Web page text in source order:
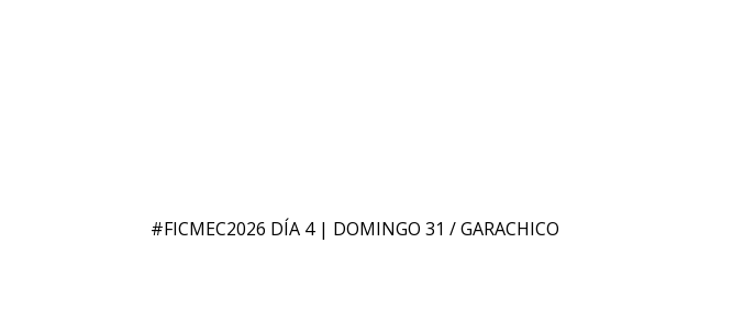
#FICMEC2026 DÍA 4 | DOMINGO 31 / GARACHICO